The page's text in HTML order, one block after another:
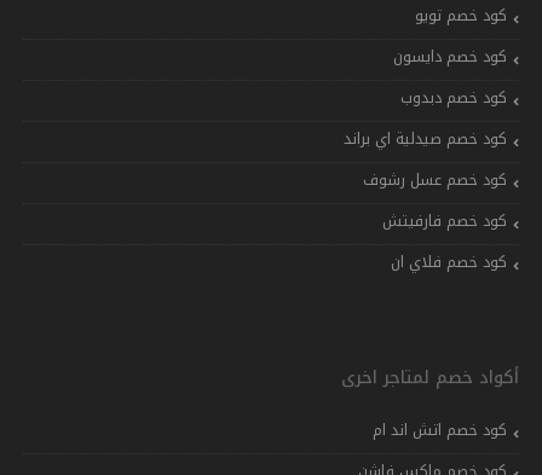
كود خصم تويو
كود خصم دايسون
كود خصم دبدوب
كود خصم صيدلية اي براند
كود خصم عسل رشوف
كود خصم فارفيتش
كود خصم فلاي ان
أكواد خصم لمتاجر اخرى
كود خصم اتش اند ام